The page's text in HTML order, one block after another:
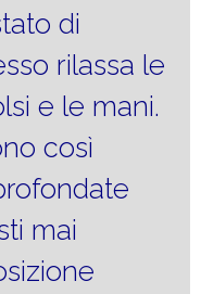
di
rilassa le
e le mani.
così
mai